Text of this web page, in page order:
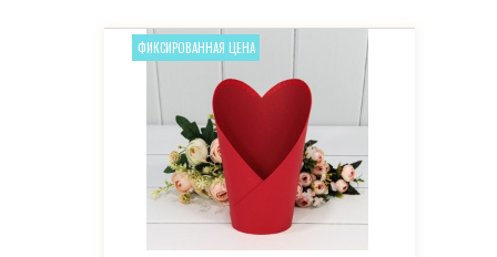
ФИКСИРОВАННАЯ ЦЕНА